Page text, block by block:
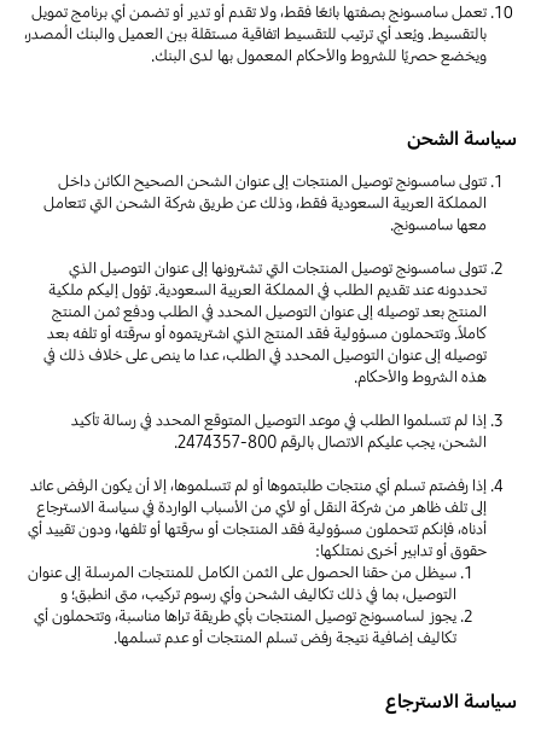
تعمل سامسونج بصفتها بائعًا فقط، ولا تقدم أو تدير أو تضمن أي برنامج تمويل
بالتقسيط. ويُعد أي ترتيب للتقسيط اتفاقية مستقلة بين العميل والبنك المُصدر،
ويخضع حصريًا للشروط والأحكام المعمول بها لدى البنك.
سياسة الشحن
تتولى سامسونج توصيل المنتجات إلى عنوان الشحن الصحيح الكائن داخل
المملكة العربية السعودية فقط، وذلك عن طريق شركة الشحن التي تتعامل
معها سامسونج.
تتولى سامسونج توصيل المنتجات التي تشترونها إلى عنوان التوصيل الذي
تحددونه عند تقديم الطلب في المملكة العربية السعودية. تؤول إليكم ملكية
المنتج بعد توصيله إلى عنوان التوصيل المحدد في الطلب ودفع ثمن المنتج
كاملاً. وتتحملون مسؤولية فقد المنتج الذي اشتريتموه أو سرقته أو تلفه بعد
توصيله إلى عنوان التوصيل المحدد في الطلب، عدا ما ينص على خلاف ذلك في
هذه الشروط والأحكام.
إذا لم تتسلموا الطلب في موعد التوصيل المتوقع المحدد في رسالة تأكيد
الشحن، يجب عليكم الاتصال بالرقم800-2474357
.
إذا رفضتم تسلم أي منتجات طلبتموها أو لم تتسلموها، إلا أن يكون الرفض عائد
إلى تلف ظاهر من شركة النقل أو لأي من الأسباب الواردة في سياسة الاسترجاع
أدناه، فإنكم تتحملون مسؤولية فقد المنتجات أو سرقتها أو تلفها، ودون تقييد أي
حقوق أو تدابير أخرى نمتلكها:
سيظل من حقنا الحصول على الثمن الكامل للمنتجات المرسلة إلى عنوان
التوصيل، بما في ذلك تكاليف الشحن وأي رسوم تركيب، متى انطبق؛ و
يجوز لسامسونج توصيل المنتجات بأي طريقة تراها مناسبة، وتتحملون أي
تكاليف إضافية نتيجة رفض تسلم المنتجات أو عدم تسلمها.
سياسة الاسترجاع